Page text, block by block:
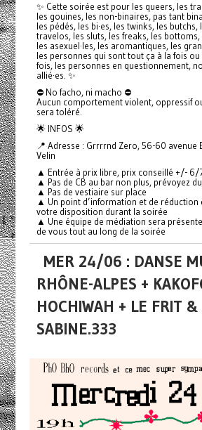
✨ Cette soirée est pour les queers, les
les gouines, les non-binaires, pas tant
les pédés, les bi·es, les twinks, les butchs,
travelos, les sluts, les freaks, les
les asexuel·les, les aromantiques, les
les personnes qui sont tout ça à la fois
fois, les personnes en questionnement,
allié·es. ✨
⛔️ No facho, ni macho ⛔️
Aucun comportement violent, oppressif
sera toléré.
🌟 INFOS 🌟
📍 Adresse : Grrrrnd Zero, 56-60 avenue
Velin
▲ Entrée à prix libre, prix conseillé +/- 6/
▲ Pas de CB au bar non plus, prévoyez
▲ Pas de vestiaire sur place
▲ Un point d’information et de réduction
votre disposition durant la soirée
▲ Une équipe de médiation sera
de vous tout au long de la soirée
MER 24/06 : DANSE
RHÔNE-ALPES +
HOCHIWAH + LE FRIT
SABINE.333